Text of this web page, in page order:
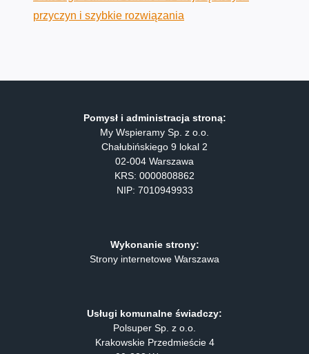
przyczyn i szybkie rozwiązania
Pomysł i administracja stroną:
My Wspieramy Sp. z o.o.
Chałubińskiego 9 lokal 2
02-004 Warszawa
KRS: 0000808862
NIP: 7010949933
Wykonanie strony:
Strony internetowe Warszawa
Usługi komunalne świadczy:
Polsuper Sp. z o.o.
Krakowskie Przedmieście 4